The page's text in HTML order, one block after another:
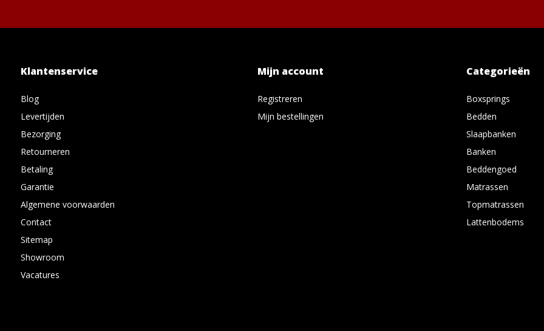
Klantenservice
Blog
Levertijden
Bezorging
Retourneren
Betaling
Garantie
Algemene voorwaarden
Contact
Sitemap
Showroom
Vacatures
Mijn account
Registreren
Mijn bestellingen
Categorieën
Boxsprings
Bedden
Slaapbanken
Banken
Beddengoed
Matrassen
Topmatrassen
Lattenbodems